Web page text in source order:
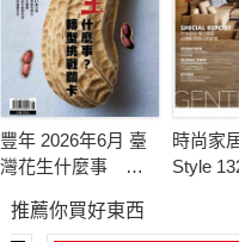
計畫，活出值得的片刻。在
些遠行，不只是跨出而是對
Lifestyle Ritual 「生活不是
喚。」從泡一杯茶、點一盞
侈，而是生活的定錨。當我
的生活提案，也更趨近你喜
豐年 2026年6月 臺
灣花生什麼事 轉
時尚家
Style
推薦你買好東西